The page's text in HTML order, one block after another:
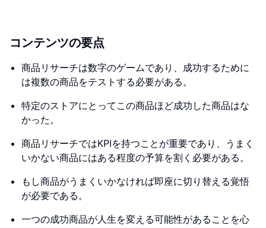
コンテンツの要点
商品リサーチは数字のゲームであり、成功するために
は複数の商品をテストする必要がある。
特定のストアにとってこの商品ほど成功した商品はな
かった。
商品リサーチではKPIを持つことが重要であり、うまく
いかない商品にはある程度の予算を割く必要がある。
もし商品がうまくいかなければ即座に切り替える覚悟
が必要である。
一つの成功商品が人生を変える可能性があることを心